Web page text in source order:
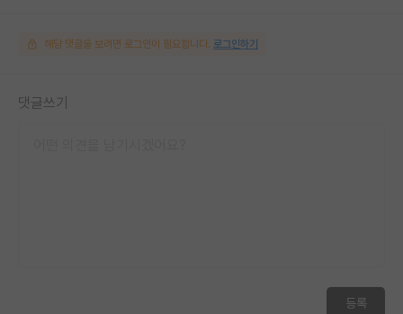
해당 댓글을 보려면 로그인이 필요합니다. 로그인하기
댓글쓰기
등록